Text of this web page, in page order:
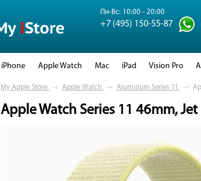
Пн-Вс: 10:00 - 20:00
+7 (495) 150-55-87
iPhone Apple Watch Mac iPad Vision Pro
My Apple Store → Apple Watch → Aluminum Series 11 →
Apple Watch Series 11 46mm,